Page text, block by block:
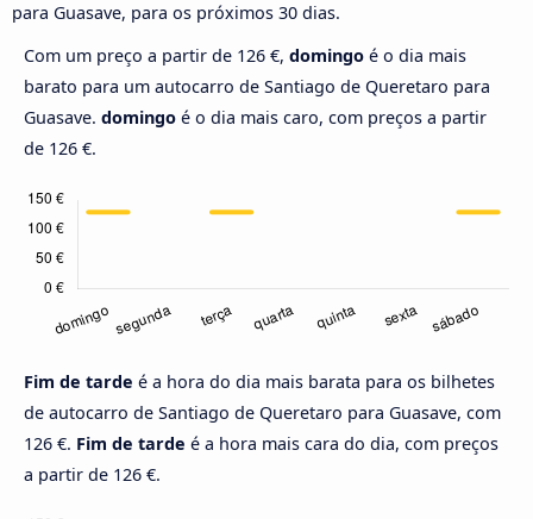
para Guasave, para os próximos 30 dias.
Com um preço a partir de 126 €, domingo é o dia mais
barato para um autocarro de Santiago de Queretaro para
Guasave. domingo é o dia mais caro, com preços a partir
de 126 €.
Fim de tarde é a hora do dia mais barata para os bilhetes
de autocarro de Santiago de Queretaro para Guasave, com
126 €. Fim de tarde é a hora mais cara do dia, com preços
a partir de 126 €.